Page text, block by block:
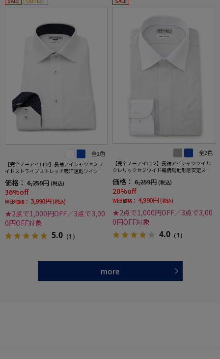
全2色
【完全ノーアイロン】長袖アイシャツセミワ
イドストライプストレッチ吸汗速乾ワイシャ
ツi-shirt通年
価格： 6,259円 (税込)
36%off
WEB価格： 3,990円 (税込)
★2点で1,000円OFF／3点で3,00
0円OFF対象
5.0 （1）
全2色
【完全ノーアイロン】長袖アイシャツツイル
クレリックセミワイド織柄無地形態安定スト
レッチ吸汗速乾ニット素材ワイシャツ通年
価格： 6,259円 (税込)
20%off
WEB価格： 4,990円 (税込)
★2点で1,000円OFF／3点で3,00
0円OFF対象
4.0 （1）
more